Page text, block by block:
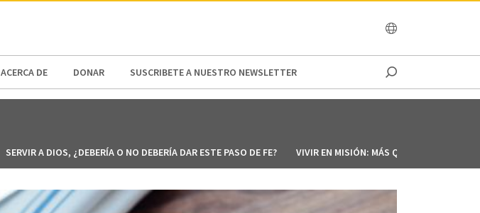
ACERCA DE DONAR SUSCRIBETE A NUESTRO NEWSLETTER
SERVIR A DIOS, ¿DEBERÍA O NO DEBERÍA DAR ESTE PASO DE FE? VIVIR EN MISIÓN: MÁS QUE UN TÍTULO